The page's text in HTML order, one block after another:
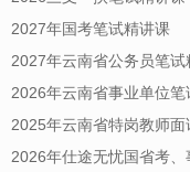
2027年国考笔试精讲课
2027年云南省公务员笔试
2026年云南省事业单位笔
2025年云南省特岗教师面
2026年仕途无忧国省考